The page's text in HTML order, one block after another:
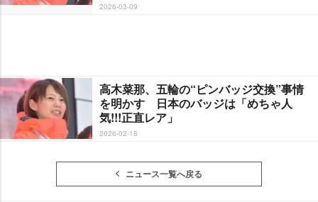
2026-03-09
高木菜那、五輪の“ピンバッジ交換”事情
を明かす 日本のバッジは「めちゃ人
気!!!正直レア」
2026-02-18
ニュース一覧へ戻る